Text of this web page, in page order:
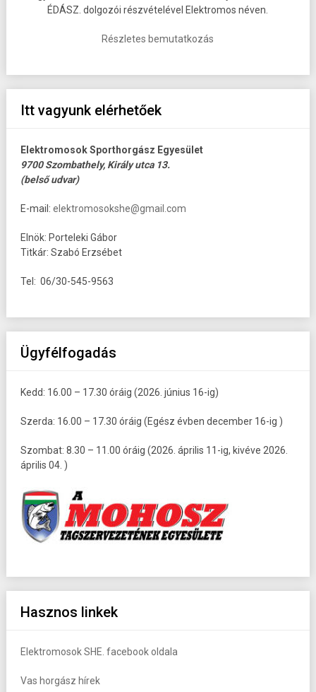
ÉDÁSZ. dolgozói részvételével Elektromos néven.
Részletes bemutatkozás
Itt vagyunk elérhetőek
Elektromosok Sporthorgász Egyesület
9700 Szombathely, Király utca 13.
(belső udvar)
E-mail: elektromosokshe@gmail.com
Elnök: Porteleki Gábor
Titkár: Szabó Erzsébet
Tel: 06/30-545-9563
Ügyfélfogadás
Kedd: 16.00 – 17.30 óráig (2026. június 16-ig)
Szerda: 16.00 – 17.30 óráig (Egész évben december 16-ig )
Szombat: 8.30 – 11.00 óráig (2026. április 11-ig, kivéve 2026.
április 04. )
Hasznos linkek
Elektromosok SHE. facebook oldala
Vas horgász hírek